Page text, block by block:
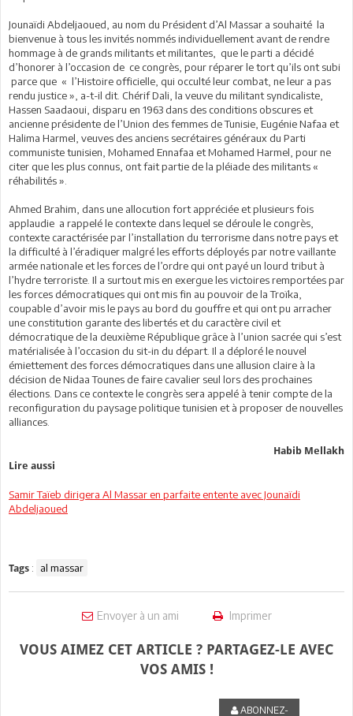
Jounaïdi Abdeljaoued, au nom du Président d’Al Massar a souhaité la
bienvenue à tous les invités nommés individuellement avant de rendre
hommage à de grands militants et militantes, que le parti a décidé
d’honorer à l’occasion de ce congrès, pour réparer le tort qu’ils ont subi
parce que « l’Histoire officielle, qui occulté leur combat, ne leur a pas
rendu justice », a-t-il dit. Chérif Dali, la veuve du militant syndicaliste,
Hassen Saadaoui, disparu en 1963 dans des conditions obscures et
ancienne présidente de l’Union des femmes de Tunisie, Eugénie Nafaa et
Halima Harmel, veuves des anciens secrétaires généraux du Parti
communiste tunisien, Mohamed Ennafaa et Mohamed Harmel, pour ne
citer que les plus connus, ont fait partie de la pléiade des militants «
réhabilités ».
Ahmed Brahim, dans une allocution fort appréciée et plusieurs fois
applaudie a rappelé le contexte dans lequel se déroule le congrès,
contexte caractérisée par l’installation du terrorisme dans notre pays et
la difficulté à l’éradiquer malgré les efforts déployés par notre vaillante
armée nationale et les forces de l’ordre qui ont payé un lourd tribut à
l’hydre terroriste. Il a surtout mis en exergue les victoires remportées par
les forces démocratiques qui ont mis fin au pouvoir de la Troïka,
coupable d’avoir mis le pays au bord du gouffre et qui ont pu arracher
une constitution garante des libertés et du caractère civil et
démocratique de la deuxième République grâce à l’union sacrée qui s’est
matérialisée à l’occasion du sit-in du départ. Il a déploré le nouvel
émiettement des forces démocratiques dans une allusion claire à la
décision de Nidaa Tounes de faire cavalier seul lors des prochaines
élections. Dans ce contexte le congrès sera appelé à tenir compte de la
reconfiguration du paysage politique tunisien et à proposer de nouvelles
alliances.
Habib Mellakh
Lire aussi
Samir Taïeb dirigera Al Massar en parfaite entente avec Jounaïdi
Abdeljaoued
Tags : al massar
Envoyer à un ami Imprimer
VOUS AIMEZ CET ARTICLE ? PARTAGEZ-LE AVEC
VOS AMIS !
ABONNEZ-